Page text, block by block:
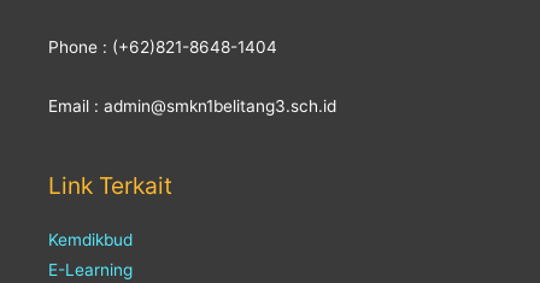
Phone : (+62)821-8648-1404
Email : admin@smkn1belitang3.sch.id
Link Terkait
Kemdikbud
E-Learning